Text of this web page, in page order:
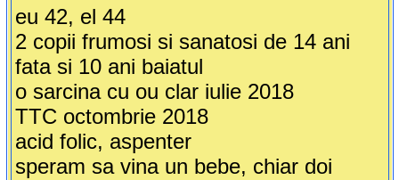
eu 42, el 44
2 copii frumosi si sanatosi de 14 ani
fata si 10 ani baiatul
o sarcina cu ou clar iulie 2018
TTC octombrie 2018
acid folic, aspenter
speram sa vina un bebe, chiar doi